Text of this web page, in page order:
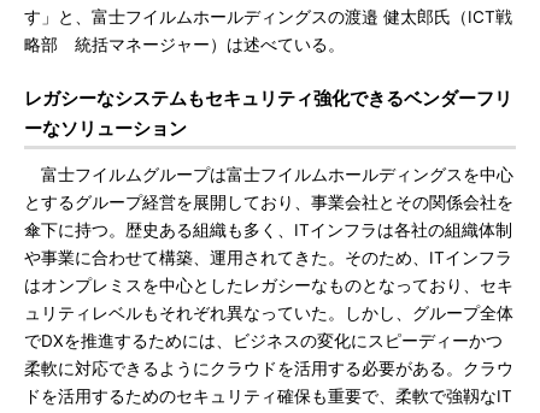
す」と、富士フイルムホールディングスの渡邉 健太郎氏（ICT戦
略部 統括マネージャー）は述べている。
レガシーなシステムもセキュリティ強化できるベンダーフリ
ーなソリューション
富士フイルムグループは富士フイルムホールディングスを中心
とするグループ経営を展開しており、事業会社とその関係会社を
傘下に持つ。歴史ある組織も多く、ITインフラは各社の組織体制
や事業に合わせて構築、運用されてきた。そのため、ITインフラ
はオンプレミスを中心としたレガシーなものとなっており、セキ
ュリティレベルもそれぞれ異なっていた。しかし、グループ全体
でDXを推進するためには、ビジネスの変化にスピーディーかつ
柔軟に対応できるようにクラウドを活用する必要がある。クラウ
ドを活用するためのセキュリティ確保も重要で、柔軟で強靱なIT